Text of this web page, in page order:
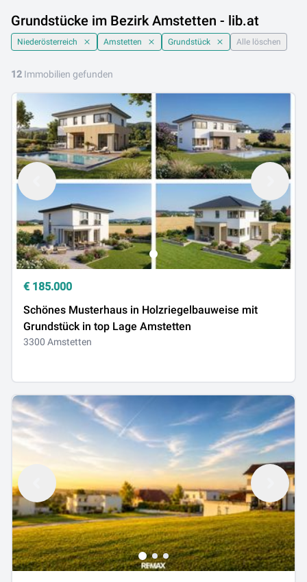
Grundstücke im Bezirk Amstetten - lib.at
Niederösterreich Amstetten Grundstück Alle löschen
12 Immobilien gefunden
€ 185.000
Schönes Musterhaus in Holzriegelbauweise mit
Grundstück in top Lage Amstetten
3300 Amstetten